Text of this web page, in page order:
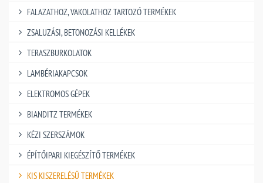
FALAZATHOZ, VAKOLATHOZ TARTOZÓ TERMÉKEK
ZSALUZÁSI, BETONOZÁSI KELLÉKEK
TERASZBURKOLATOK
LAMBÉRIAKAPCSOK
ELEKTROMOS GÉPEK
BIANDITZ TERMÉKEK
KÉZI SZERSZÁMOK
ÉPÍTŐIPARI KIEGÉSZÍTŐ TERMÉKEK
KIS KISZERELÉSŰ TERMÉKEK